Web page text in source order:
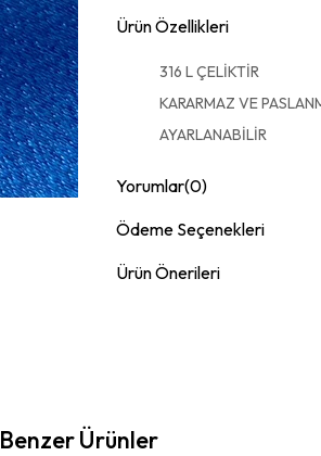
Ürün Özellikleri
316 L ÇELİKTİR
KARARMAZ VE
AYARLANABİLİR
Yorumlar(0)
Ödeme Seçenekleri
Ürün Önerileri
Benzer Ürünler